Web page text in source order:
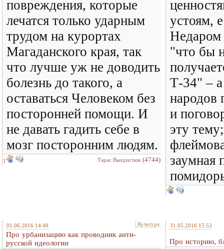
повреждения, которые
лечатся только ударным
трудом на курортах
Магаданского края, так
что лучше уж не доводить
болезнь до такого, а
оставаться Человеком без
посторонней помощи. И
не давать гадить себе в
мозг посторонним людям.
1 Тарас Выхристюк (4744)
устоям,
Недаром
"что бы
Т-34" –
народов
и
эту
заумная
01.06.2016 14:49 Культура
Про урбанизацию как проводник анти-
русской идеологии
31.05.2016 15:53
Про историю,